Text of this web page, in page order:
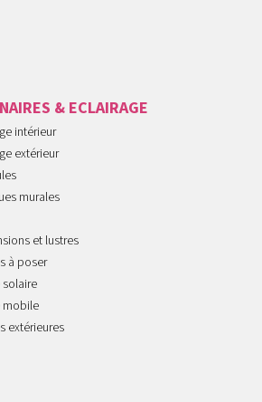
& ECLAIRAGE
intérieur
extérieur
murales
et lustres
à poser
mobile
extérieures